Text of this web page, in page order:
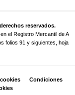
reservados.
el Registro Mercantil de A
folios 91 y siguientes, hoja
Condiciones